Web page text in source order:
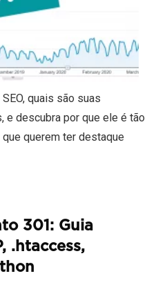
quais são suas
e descubra por que ele é tão
querem ter destaque
301: Guia
.htaccess,